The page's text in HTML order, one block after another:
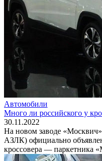
Автомобили
Много ли российского у
30.11.2022
На новом заводе
АЗЛК) официально
кроссовера — паркетника